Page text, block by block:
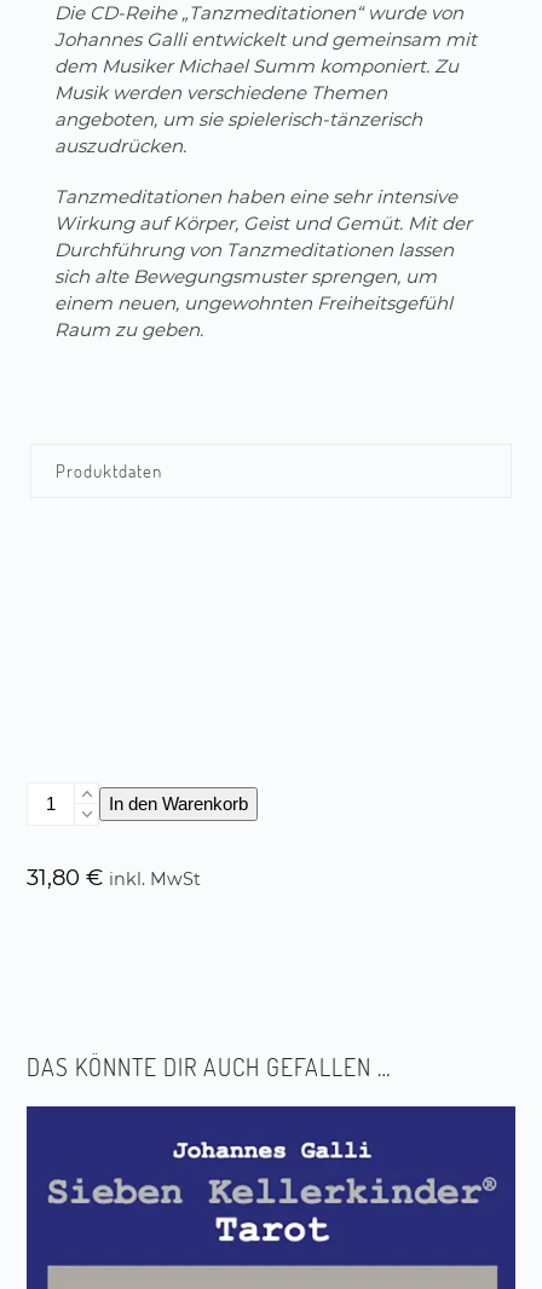
Die CD-Reihe „Tanzmeditationen“ wurde von
Johannes Galli entwickelt und gemeinsam mit
dem Musiker Michael Summ komponiert. Zu
Musik werden verschiedene Themen
angeboten, um sie spielerisch-tänzerisch
auszudrücken.
Tanzmeditationen haben eine sehr intensive
Wirkung auf Körper, Geist und Gemüt. Mit der
Durchführung von Tanzmeditationen lassen
sich alte Bewegungsmuster sprengen, um
einem neuen, ungewohnten Freiheitsgefühl
Raum zu geben.
Produktdaten
Paketangebot:
Tanzmeditation
sieben
In den Warenkorb
31,80€ inkl. MwSt
DAS KÖNNTE DIR AUCH GEFALLEN …